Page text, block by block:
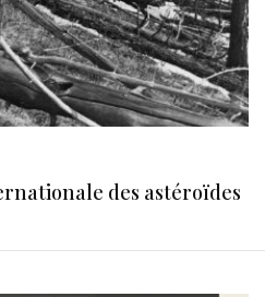
des astéroïdes